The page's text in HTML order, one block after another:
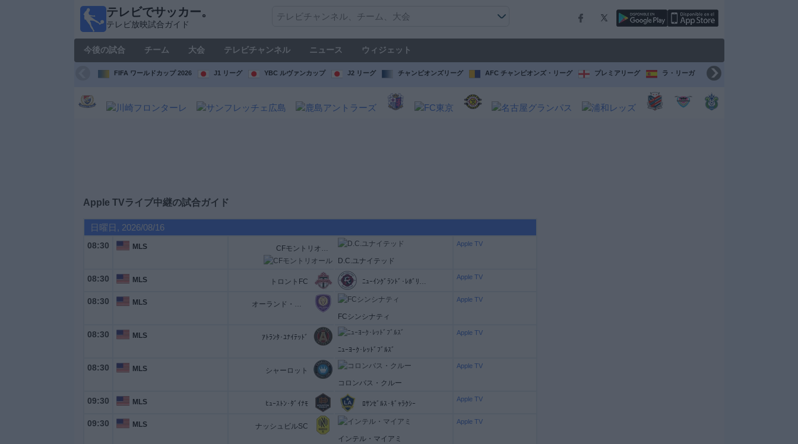
テレビでサッカー。
テレビ放映試合ガイド
今後の試合 チーム 大会 テレビチャンネル ニュース ウィジェット
FIFA ワールドカップ 2026 J1 リーグ YBC ルヴァンカップ J2 リーグ チャンピオンズリーグ AFC チャンピオンズ・リーグ プレミアリーグ ラ・リーガ セリエ A
Apple TVライブ中継の試合ガイド
日曜日, 2026/08/16
08:30 MLS
CFモントリオール
D.C.ユナイテッド
Apple TV
08:30 MLS トロントFC ﾆｭｰｲﾝｸﾞﾗﾝﾄﾞ･ﾚﾎﾞﾘｭｰｼｮﾝ
Apple TV
08:30 MLS
オーランド・シティ
FCシンシナティ
Apple TV
08:30 MLS
ｱﾄﾗﾝﾀ･ﾕﾅｲﾃｯﾄﾞ
ﾆｭｰﾖｰｸ･ﾚｯﾄﾞﾌﾞﾙｽﾞ
Apple TV
08:30 MLS
シャーロット
コロンバス・クルー
Apple TV
09:30 MLS ﾋｭｰｽﾄﾝ･ﾀﾞｲﾅﾓ ﾛｻﾝｾﾞﾙｽ･ｷﾞｬﾗｸｼｰ
Apple TV
09:30 MLS
ナッシュビルSC
インテル・マイアミ
Apple TV